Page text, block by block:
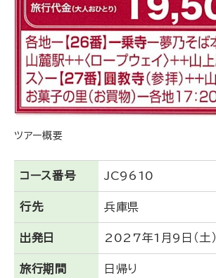
ツアー概要
コース番号 JC9610
行先 兵庫県
出発日 2027年1月9日（土）
旅行期間 日帰り